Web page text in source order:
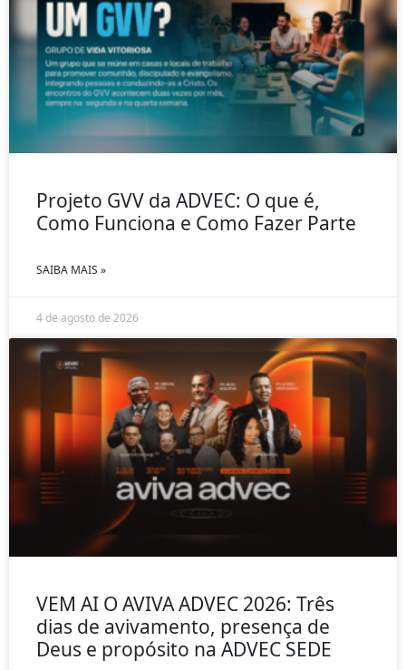
Projeto GVV da ADVEC: O que é,
Como Funciona e Como Fazer Parte
SAIBA MAIS »
4 de agosto de 2026
VEM AI O AVIVA ADVEC 2026: Três
dias de avivamento, presença de
Deus e propósito na ADVEC SEDE